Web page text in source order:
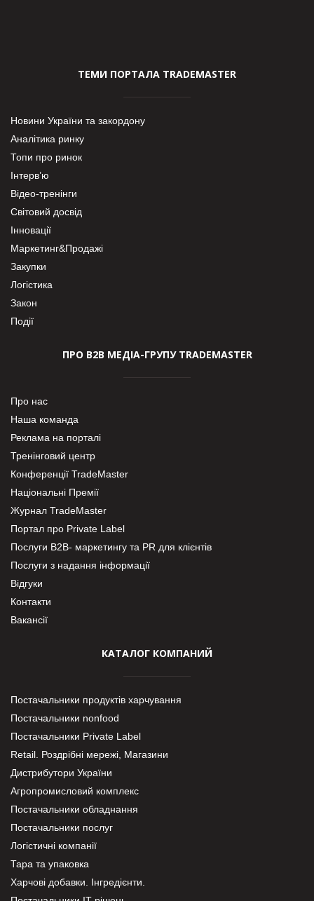
ТЕМИ ПОРТАЛА TRADEMASTER
Новини України та закордону
Аналітика ринку
Топи про ринок
Інтерв’ю
Відео-тренінги
Світовий досвід
Інновації
Маркетинг&Продажі
Закупки
Логістика
Закон
Події
ПРО В2В МЕДІА-ГРУПУ TRADEMASTER
Про нас
Наша команда
Реклама на порталі
Тренінговий центр
Конференції TradeMaster
Національні Премії
Журнал TradeMaster
Портал про Private Label
Послуги В2В- маркетингу та PR для клієнтів
Послуги з надання інформації
Відгуки
Контакти
Вакансії
КАТАЛОГ КОМПАНИЙ
Постачальники продуктів харчування
Постачальники nonfood
Постачальники Private Label
Retail. Роздрібні мережі, Магазини
Дистрибутори України
Агропромисловий комплекс
Постачальники обладнання
Постачальники послуг
Логістичні компанії
Тара та упаковка
Харчові добавки. Інгредієнти.